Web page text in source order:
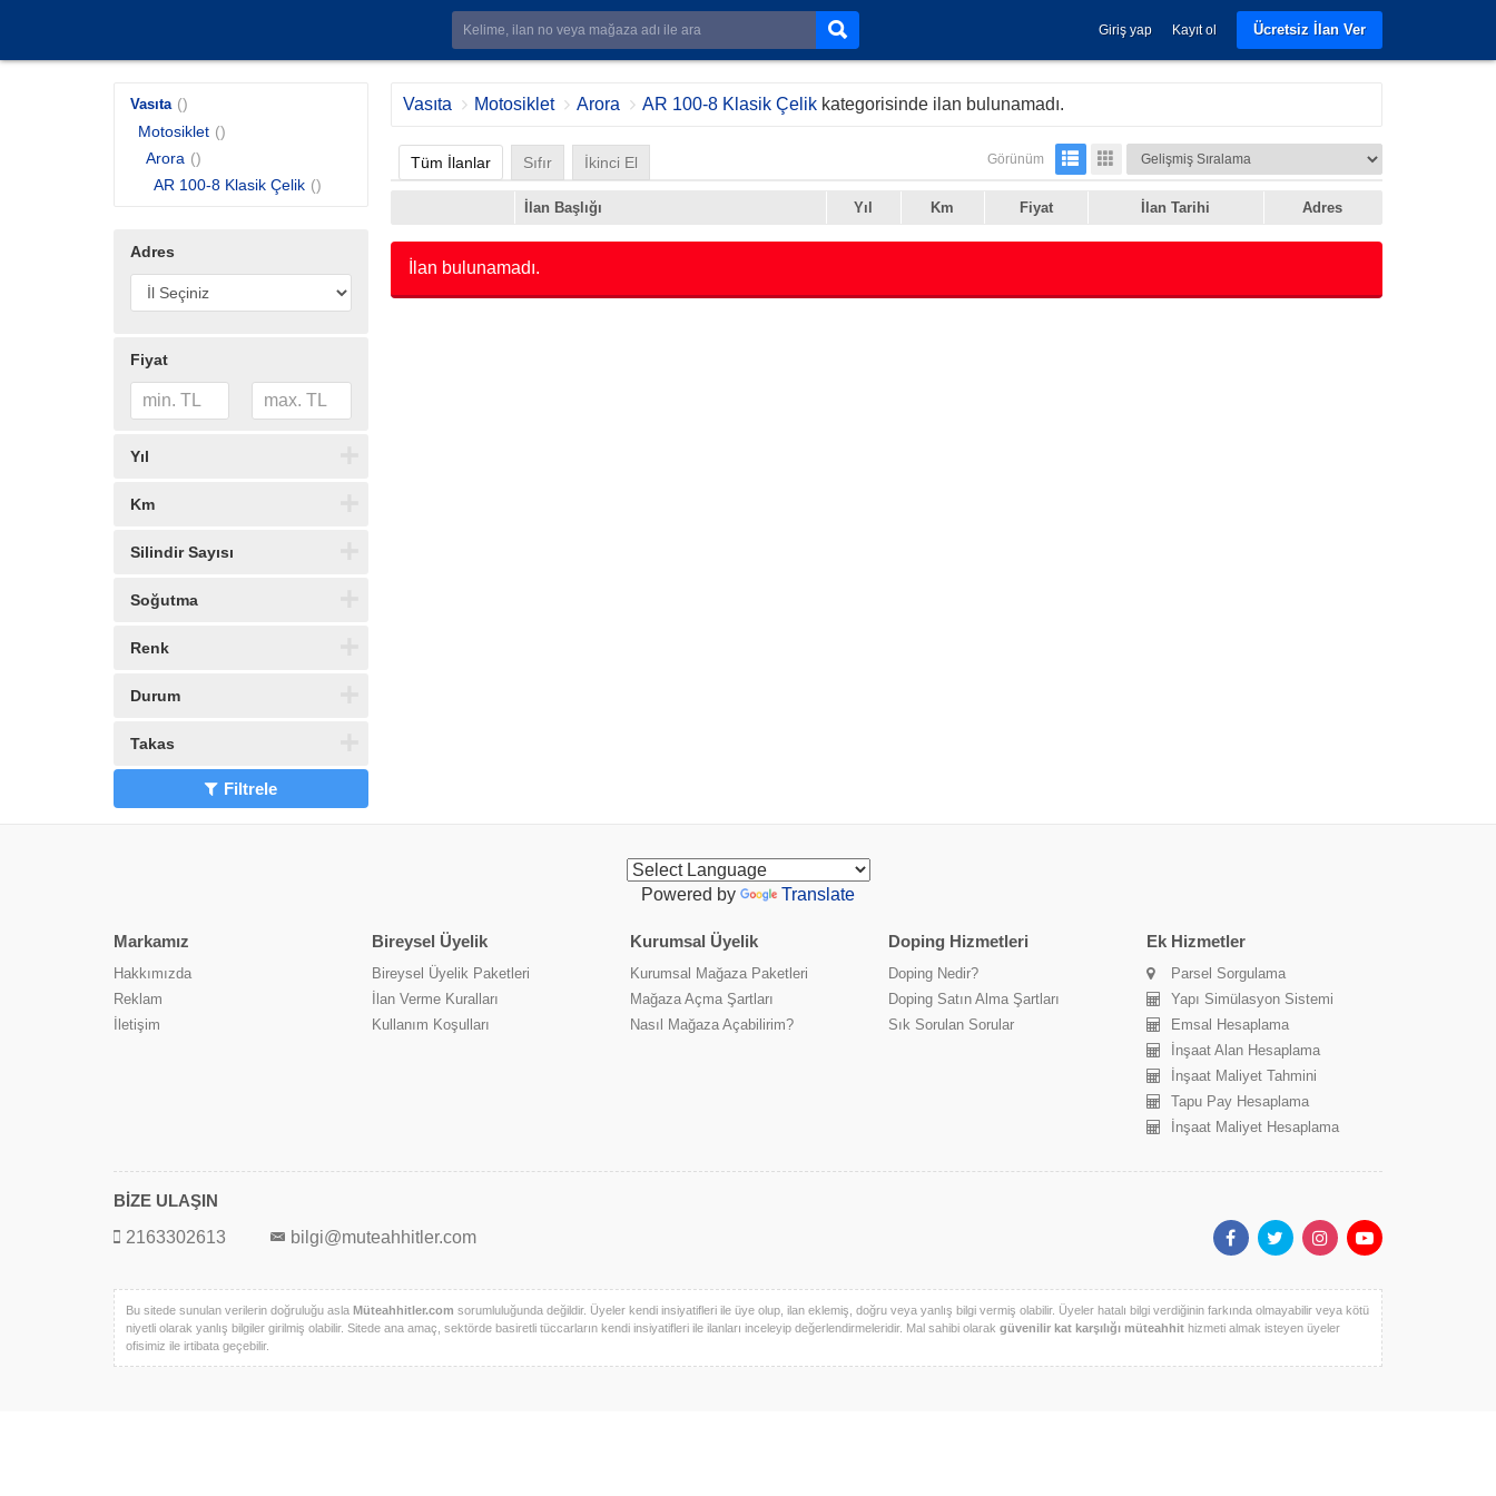
Giriş yap Kayıt ol Ücretsiz İlan Ver
Vasıta ()
Motosiklet ()
Arora ()
AR 100-8 Klasik Çelik ()
Adres
Fiyat
Yıl
Km
Silindir Sayısı
Soğutma
Renk
Durum
Takas
Filtrele
Vasıta Motosiklet Arora AR 100-8 Klasik Çelik kategorisinde ilan bulunamadı.
Tüm İlanlar Sıfır İkinci El Görünüm
İlan Başlığı Yıl Km Fiyat İlan Tarihi Adres
İlan bulunamadı.
Powered by Translate
Markamız
Hakkımızda
Reklam
İletişim
Bireysel Üyelik
Bireysel Üyelik Paketleri
İlan Verme Kuralları
Kullanım Koşulları
Kurumsal Üyelik
Kurumsal Mağaza Paketleri
Mağaza Açma Şartları
Nasıl Mağaza Açabilirim?
Doping Hizmetleri
Doping Nedir?
Doping Satın Alma Şartları
Sık Sorulan Sorular
Ek Hizmetler
Parsel Sorgulama
Yapı Simülasyon Sistemi
Emsal Hesaplama
İnşaat Alan Hesaplama
İnşaat Maliyet Tahmini
Tapu Pay Hesaplama
İnşaat Maliyet Hesaplama
BİZE ULAŞIN
2163302613
bilgi@muteahhitler.com
Bu sitede sunulan verilerin doğruluğu asla Müteahhitler.com sorumluluğunda değildir. Üyeler kendi insiyatifleri ile üye olup, ilan eklemiş, doğru veya yanlış bilgi vermiş olabilir. Üyeler hatalı bilgi verdiğinin farkında olmayabilir veya kötü
niyetli olarak yanlış bilgiler girilmiş olabilir. Sitede ana amaç, sektörde basiretli tüccarların kendi insiyatifleri ile ilanları inceleyip değerlendirmeleridir. Mal sahibi olarak güvenilir kat karşılığı müteahhit hizmeti almak isteyen üyeler
ofisimiz ile irtibata geçebilir.